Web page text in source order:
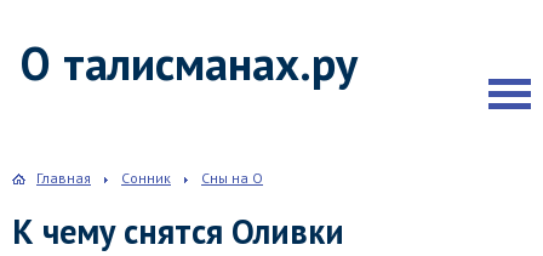
О талисманах.ру
Главная Сонник Сны на О
К чему снятся Оливки